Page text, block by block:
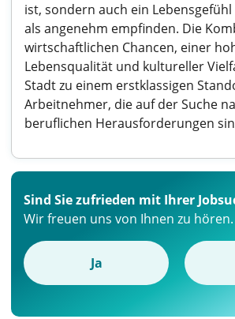
ist, sondern auch ein
als angenehm empfinden. Die
wirtschaftlichen Chancen, einer
Lebensqualität und kultureller
Stadt zu einem erstklassigen
Arbeitnehmer, die auf der Suche
beruflichen Herausforderungen
Sind Sie zufrieden mit Ihrer
Wir freuen uns von Ihnen zu hören.
Ja